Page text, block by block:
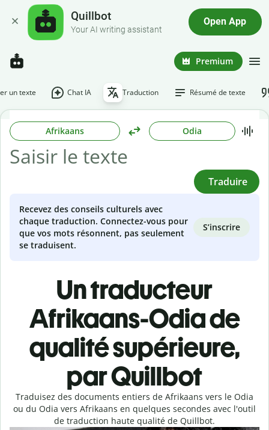
Quillbot
Your AI writing assistant
Open App
Premium
un texte Chat IA Traduction Résumé de texte
Afrikaans Odia
Traduire
Recevez des conseils culturels avec
chaque traduction. Connectez-vous pour
que vos mots résonnent, pas seulement
se traduisent.
S’inscrire
Un traducteur
Afrikaans-Odia de
qualité supérieure,
par Quillbot
Traduisez des documents entiers de Afrikaans vers le Odia
ou du Odia vers Afrikaans en quelques secondes avec l'outil
de traduction haute qualité de Quillbot.